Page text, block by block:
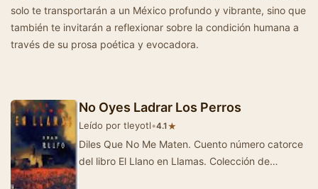
solo te transportarán a un México profundo y vibrante, sino que
también te invitarán a reflexionar sobre la condición humana a
través de su prosa poética y evocadora.
No Oyes Ladrar Los Perros
Leído por tleyotl•4.1 ★
Diles Que No Me Maten. Cuento número catorce
del libro El Llano en Llamas. Colección de